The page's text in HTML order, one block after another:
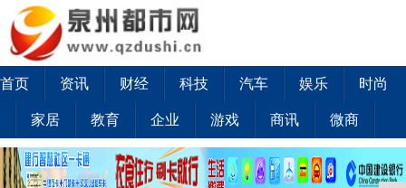
首页 资讯 财经 科技 汽车 娱乐 时尚
家居 教育 企业 游戏 商讯 微商